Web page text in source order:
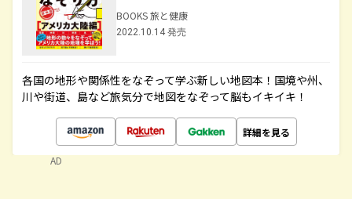
BOOKS 旅と健康
2022.10.14 発売
各国の地形や関係性をなぞって学ぶ新しい地図本！国境や州、
川や街道、島など旅気分で地図をなぞって脳もイキイキ！
詳細を見る
AD